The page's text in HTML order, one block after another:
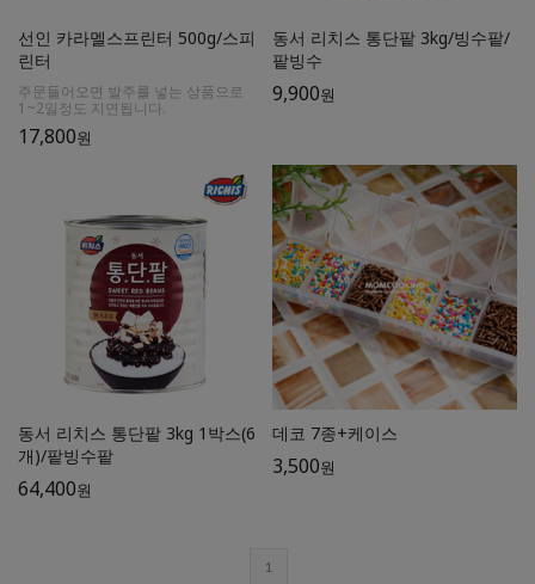
선인 카라멜스프린터 500g/스피
린터
주문들어오면 발주를 넣는 상품으로
1~2일정도 지연됩니다.
17,800원
동서 리치스 통단팥 3kg/빙수팥/
팥빙수
9,900원
동서 리치스 통단팥 3kg 1박스(6
개)/팥빙수팥
64,400원
데코 7종+케이스
3,500원
1